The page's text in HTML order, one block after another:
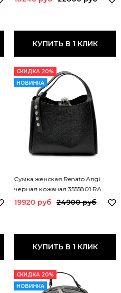
КУПИТЬ В 1 КЛИК
СКИДКА 20%
НОВИНКА
Сумка женская Renato Angi
черная кожаная 3555801 RA
NERO
19920 руб 24900 руб
КУПИТЬ В 1 КЛИК
СКИДКА 20%
НОВИНКА